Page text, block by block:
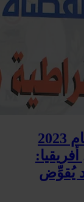
مؤشر مُدرَكات الفساد (CPI) لعام 2023
يُقوِّض